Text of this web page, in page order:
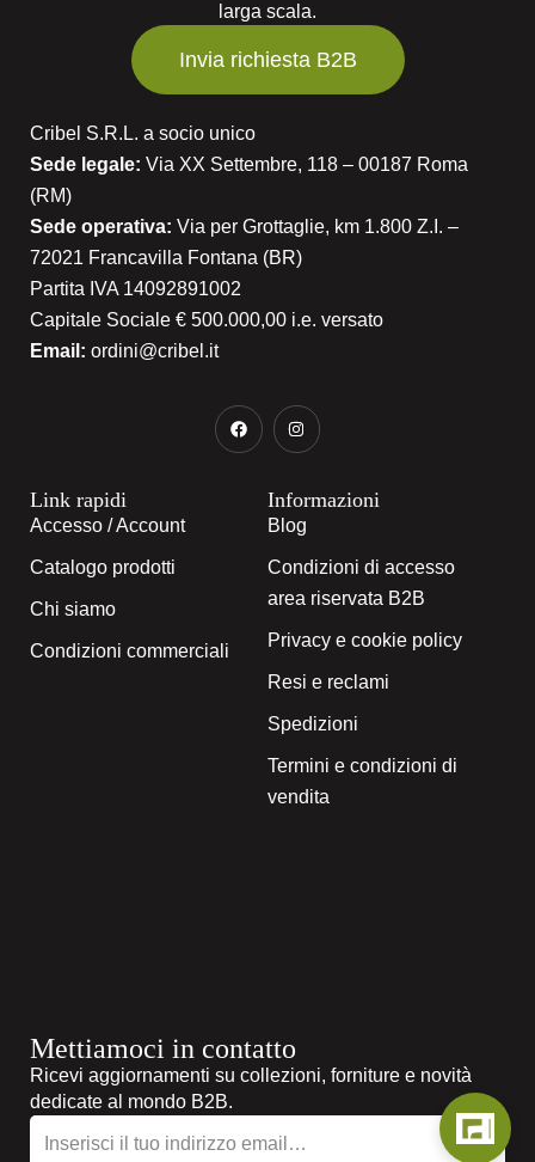
larga scala.
Invia richiesta B2B
Cribel S.R.L. a socio unico
Sede legale: Via XX Settembre, 118 – 00187 Roma
(RM)
Sede operativa: Via per Grottaglie, km 1.800 Z.I. –
72021 Francavilla Fontana (BR)
Partita IVA 14092891002
Capitale Sociale € 500.000,00 i.e. versato
Email: ordini@cribel.it
Link rapidi
Accesso / Account
Catalogo prodotti
Chi siamo
Condizioni commerciali
Informazioni
Blog
Condizioni di accesso
area riservata B2B
Privacy e cookie policy
Resi e reclami
Spedizioni
Termini e condizioni di
vendita
Mettiamoci in contatto
Ricevi aggiornamenti su collezioni, forniture e novità
dedicate al mondo B2B.